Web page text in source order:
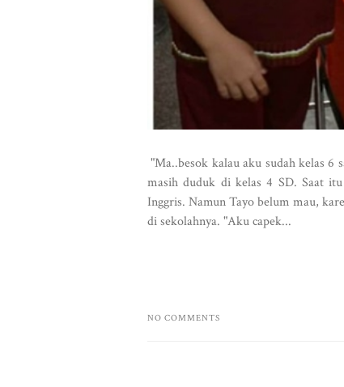
"Ma..besok kalau aku sudah kelas 6
masih duduk di kelas 4 SD. Saat
Inggris. Namun Tayo belum mau,
di sekolahnya. "Aku capek...
NO COMMENTS